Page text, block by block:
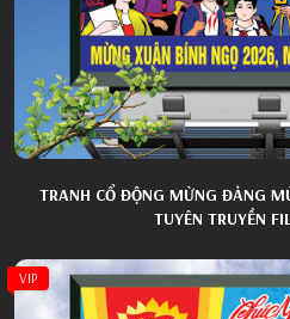
TRANH CỔ ĐỘNG MỪNG ĐẢNG
TUYÊN TRUYỀN
VIP